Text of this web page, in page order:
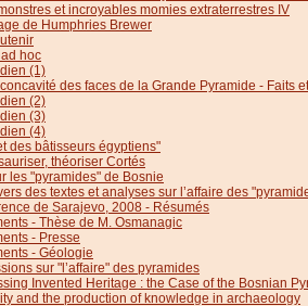
et incroyables momies extraterrestres IV
de Humphries Brewer
hoc
(1)
des faces de la Grande Pyramide - Faits
(2)
(3)
(4)
des bâtisseurs égyptiens"
théoriser Cortés
les "pyramides" de Bosnie
des textes et analyses sur l’affaire des
de Sarajevo, 2008 - Résumés
- Thèse de M. Osmanagic
- Presse
- Géologie
sur "l’affaire" des pyramides
Invented Heritage : the Case of the Bosnian
and the production of knowledge in archaeology